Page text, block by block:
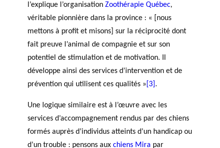
l’explique l’organisation Zoothérapie Québec,
véritable pionnière dans la province : « [nous
mettons à profit et misons] sur la réciprocité dont
fait preuve l’animal de compagnie et sur son
potentiel de stimulation et de motivation. Il
développe ainsi des services d’intervention et de
prévention qui utilisent ces qualités » [3] .
Une logique similaire est à l’œuvre avec les
services d’accompagnement rendus par des chiens
formés auprès d’individus atteints d’un handicap ou
d’un trouble : pensons aux chiens Mira par